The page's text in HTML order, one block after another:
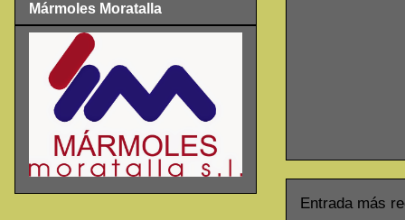
Entrada más
Mármoles Moratalla